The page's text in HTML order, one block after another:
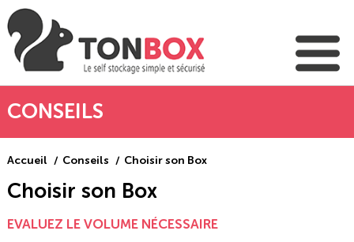
CONSEILS
Accueil Conseils Choisir son Box
Choisir son Box
EVALUEZ LE VOLUME NÉCESSAIRE